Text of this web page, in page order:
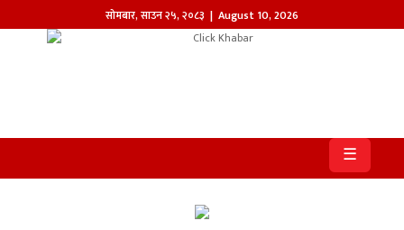
सोमबार,साउन२५,२०८३ | August 10, 2026
☰